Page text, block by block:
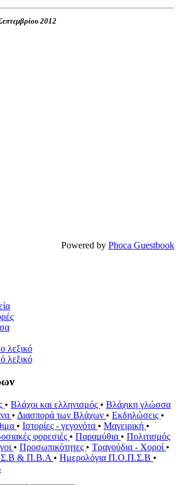
2012
Powered by Phoca Guestbook
λεξικό
λεξικό
• Βλάχοι και ελληνισμός • Βλάχικη γλώσσα
• Διασπορά των Βλάχων • Εκδηλώσεις •
• Ιστορίες - γεγονότα • Μαγειρική •
φορεσιές • Παραμύθια • Πολιτισμός
• Προσωπικότητες • Τραγούδια - Χοροί •
& Π.Β.Α • Ημερολόγια Π.Ο.Π.Σ.Β •